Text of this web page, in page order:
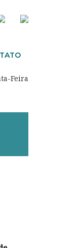
Feira